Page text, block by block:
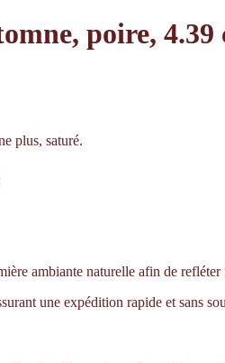
poire, 4.39
plus, saturé.
ambiante naturelle afin de
une expédition rapide et sans